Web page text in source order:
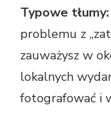
Typowe tłumy:
problemu z
zauważysz w
lokalnych
fotografować i